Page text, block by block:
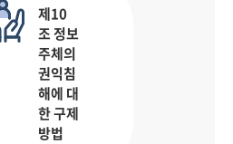
제10
조 정보
주체의
권익침
해에 대
한 구제
방법